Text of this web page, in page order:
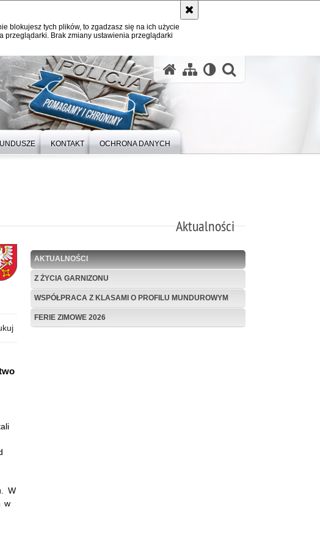
blokujesz tych plików, to zgadzasz się na ich użycie
przeglądarki. Brak zmiany ustawienia przeglądarki
KONTAKT OCHRONA DANYCH
Aktualności
W
w
AKTUALNOŚCI
Z ŻYCIA GARNIZONU
WSPÓŁPRACA Z KLASAMI O PROFILU MUNDUROWYM
FERIE ZIMOWE 2026